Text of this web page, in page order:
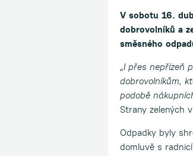
V sobotu 16.
dobrovolníků a
směsného
„I přes nepřízeň
dobrovolníkům,
podobě
Strany zelených
Odpadky byly
domluvě s